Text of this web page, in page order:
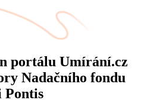
portálu Umírání.cz
Nadačního fondu
Pontis